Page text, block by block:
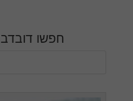
חפשו